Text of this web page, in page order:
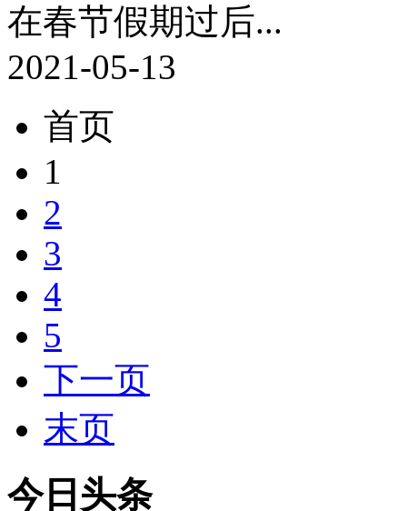
在春节假期过后...
2021-05-13
首页
1
2
3
4
5
下一页
末页
今日头条